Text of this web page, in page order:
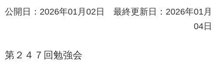
公開日：2026年01月02日 最終更新日：2026年01月
04日
第２４７回勉強会